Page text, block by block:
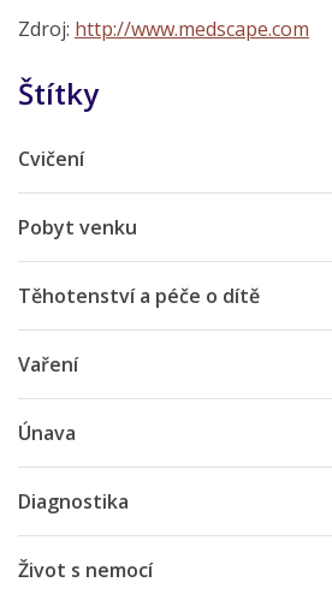
Zdroj: http://www.medscape.com
Štítky
Cvičení
Pobyt venku
Těhotenství a péče o dítě
Vaření
Únava
Diagnostika
Život s nemocí